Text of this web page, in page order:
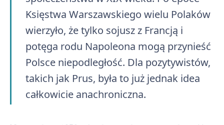
Księstwa Warszawskiego wielu Polaków
wierzyło, że tylko sojusz z Francją i
potęga rodu Napoleona mogą przynieść
Polsce niepodległość. Dla pozytywistów,
takich jak Prus, była to już jednak idea
całkowicie anachroniczna.